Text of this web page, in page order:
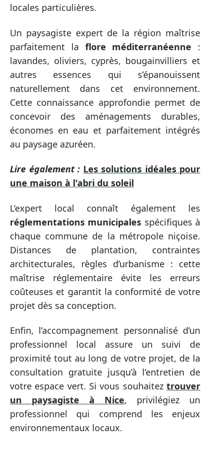
locales particulières.
Un paysagiste expert de la région maîtrise
parfaitement la flore méditerranéenne :
lavandes, oliviers, cyprès, bougainvilliers et
autres essences qui s’épanouissent
naturellement dans cet environnement.
Cette connaissance approfondie permet de
concevoir des aménagements durables,
économes en eau et parfaitement intégrés
au paysage azuréen.
Lire également : Les solutions idéales pour
une maison à l'abri du soleil
L’expert local connaît également les
réglementations municipales spécifiques à
chaque commune de la métropole niçoise.
Distances de plantation, contraintes
architecturales, règles d’urbanisme : cette
maîtrise réglementaire évite les erreurs
coûteuses et garantit la conformité de votre
projet dès sa conception.
Enfin, l’accompagnement personnalisé d’un
professionnel local assure un suivi de
proximité tout au long de votre projet, de la
consultation gratuite jusqu’à l’entretien de
votre espace vert. Si vous souhaitez trouver
un paysagiste à Nice, privilégiez un
professionnel qui comprend les enjeux
environnementaux locaux.